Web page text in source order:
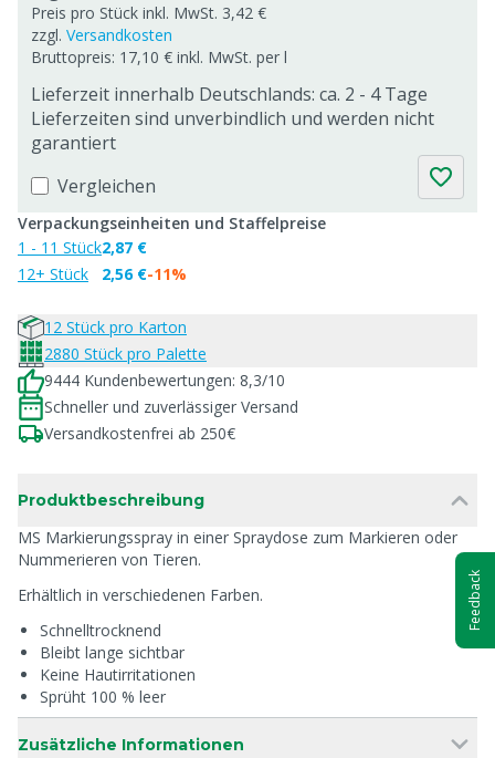
Preis pro Stück inkl. MwSt. 3,42 €
zzgl. Versandkosten
Bruttopreis: 17,10 € inkl. MwSt. per l
Lieferzeit innerhalb Deutschlands: ca. 2 - 4 Tage
Lieferzeiten sind unverbindlich und werden nicht
garantiert
Vergleichen
Verpackungseinheiten und Staffelpreise
1 - 11 Stück
12+ Stück
2,87 €
2,56 €-11%
12 Stück pro Karton
2880 Stück pro Palette
9444 Kundenbewertungen: 8,3/10
Schneller und zuverlässiger Versand
Versandkostenfrei ab 250€
Produktbeschreibung
MS Markierungsspray in einer Spraydose zum Markieren oder
Nummerieren von Tieren.
Erhältlich in verschiedenen Farben.
Schnelltrocknend
Bleibt lange sichtbar
Keine Hautirritationen
Sprüht 100 % leer
Zusätzliche Informationen
Feedback